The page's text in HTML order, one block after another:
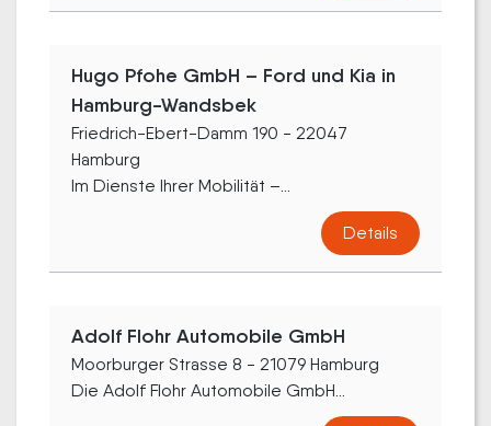
Hugo Pfohe GmbH – Ford und Kia in
Hamburg-Wandsbek
Friedrich-Ebert-Damm 190 - 22047
Hamburg
Im Dienste Ihrer Mobilität –...
Details
Adolf Flohr Automobile GmbH
Moorburger Strasse 8 - 21079 Hamburg
Die Adolf Flohr Automobile GmbH...